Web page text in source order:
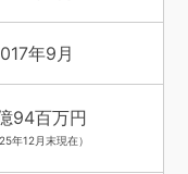
年9月
94百万円
年12月末現在）